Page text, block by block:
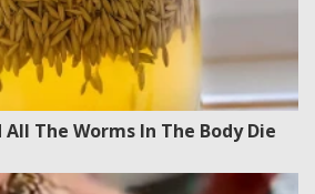
The Worms In The Body Die